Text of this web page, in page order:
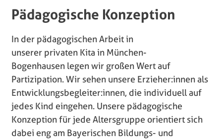
Pädagogische Konzeption
In der pädagogischen Arbeit in
unserer privaten Kita in München-
Bogenhausen legen wir großen Wert auf
Partizipation. Wir sehen unsere Erzieher:innen als
Entwicklungsbegleiter:innen, die individuell auf
jedes Kind eingehen. Unsere pädagogische
Konzeption für jede Altersgruppe orientiert sich
dabei eng am Bayerischen Bildungs- und